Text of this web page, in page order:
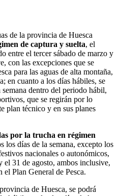
de la provincia de Huesca
de captura y suelta, el
entre el tercer sábado de marzo y
con las excepciones que se
para las aguas de alta montaña,
en cuanto a los días hábiles, se
dentro del periodo hábil,
que se regirán por lo
plan técnico y en sus planes
por la trucha en régimen
los días de la semana, excepto los
nacionales o autonómicos,
el 31 de agosto, ambos inclusive,
el Plan General de Pesca.
de Huesca, se podrá